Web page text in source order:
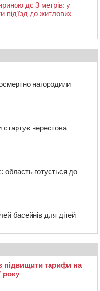
до 3 метрів: у
під’їзд до житлових
нагородили
стартує нерестова
область готується до
басейнів для дітей
підвищити тарифи на
року